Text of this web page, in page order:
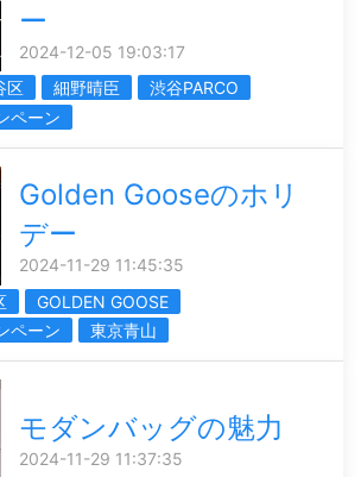
ー
2024-12-05 19:03:17
区 細野晴臣
渋谷PARCO
ペーン
Golden Gooseのホリ
デー
2024-11-29 11:45:35
GOLDEN GOOSE
ペーン
東京青山
モダンバッグの魅力
2024-11-29 11:37:35